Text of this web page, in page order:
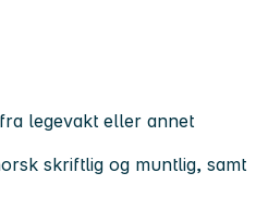
legevakt eller annet
skriftlig og muntlig, samt